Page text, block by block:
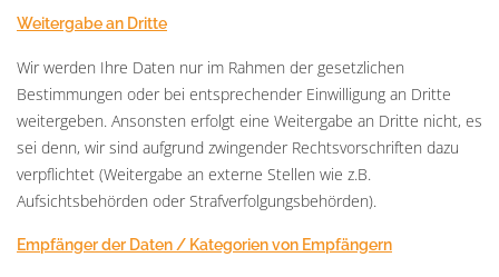
Weitergabe an Dritte
Wir werden Ihre Daten nur im Rahmen der gesetzlichen
Bestimmungen oder bei entsprechender Einwilligung an Dritte
weitergeben. Ansonsten erfolgt eine Weitergabe an Dritte nicht, es
sei denn, wir sind aufgrund zwingender Rechtsvorschriften dazu
verpflichtet (Weitergabe an externe Stellen wie z.B.
Aufsichtsbehörden oder Strafverfolgungsbehörden).
Empfänger der Daten / Kategorien von Empfängern